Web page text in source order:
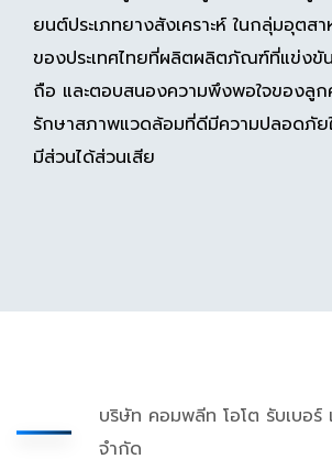
ยนต์ประเภทยางสังเคราะห์ ในกลุ่มอุตส
ของประเทศไทยที่ผลิตผลิตภัณฑ์ที่แข่งขั
ถือ และตอบสนองความพึงพอใจของลู
รักษาสภาพแวดล้อมที่ดีมีความปลอดภัย
มีส่วนได้ส่วนเสีย
บริษัท คอมพลีท โอโต รับเบอร์
จำกัด